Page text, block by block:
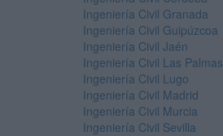
Ingeniería Civil Granada
Ingeniería Civil Guipúzcoa
Ingeniería Civil Jaén
Ingeniería Civil Las Palmas
Ingeniería Civil Lugo
Ingeniería Civil Madrid
Ingeniería Civil Murcia
Ingeniería Civil Sevilla